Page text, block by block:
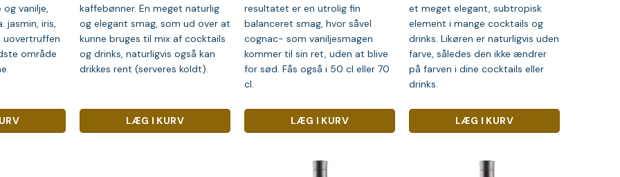
vanilje,
jasmin, iris,
uovertruffen
område
kaffebønner. En meget naturlig
og elegant smag, som ud over at
kunne bruges til mix af cocktails
og drinks, naturligvis også kan
drikkes rent (serveres koldt).
LÆG I KURV
resultatet er en utrolig fin
balanceret smag, hvor såvel
cognac- som vaniljesmagen
kommer til sin ret, uden at blive
for sød. Fås også i 50 cl eller 70
cl.
LÆG I KURV
et meget elegant, subtropisk
element i mange cocktails og
drinks. Likøren er naturligvis uden
farve, således den ikke ændrer
på farven i dine cocktails eller
drinks.
LÆG I KURV